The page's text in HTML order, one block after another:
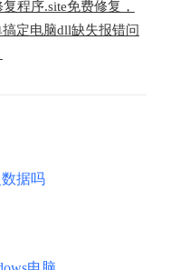
程序.site免费修复，
定电脑dll缺失报错问
据吗